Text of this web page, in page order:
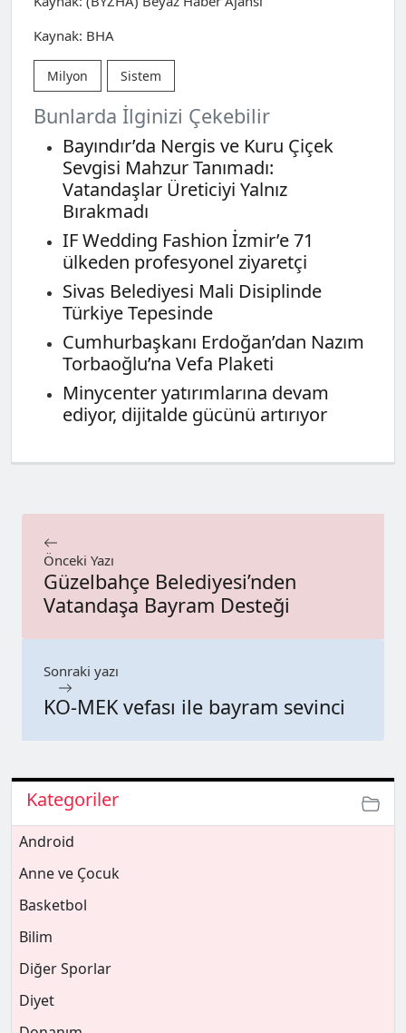
Kaynak: BHA
Milyon Sistem
Bunlarda İlginizi Çekebilir
Bayındır’da Nergis ve Kuru Çiçek
Sevgisi Mahzur Tanımadı:
Vatandaşlar Üreticiyi Yalnız
Bırakmadı
IF Wedding Fashion İzmir’e 71
ülkeden profesyonel ziyaretçi
Sivas Belediyesi Mali Disiplinde
Türkiye Tepesinde
Cumhurbaşkanı Erdoğan’dan Nazım
Torbaoğlu’na Vefa Plaketi
Minycenter yatırımlarına devam
ediyor, dijitalde gücünü artırıyor
Önceki Yazı
Güzelbahçe Belediyesi’nden
Vatandaşa Bayram Desteği
Sonraki yazı
KO-MEK vefası ile bayram sevinci
Kategoriler
Android
Anne ve Çocuk
Basketbol
Bilim
Diğer Sporlar
Diyet